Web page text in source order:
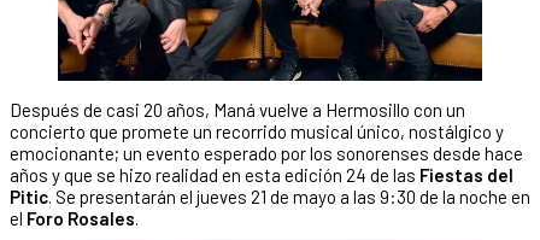
Después de casi 20 años, Maná vuelve a Hermosillo con un
concierto que promete un recorrido musical único, nostálgico y
emocionante; un evento esperado por los sonorenses desde hace
años y que se hizo realidad en esta edición 24 de las Fiestas del
Pitic. Se presentarán el jueves 21 de mayo a las 9:30 de la noche en
el Foro Rosales.